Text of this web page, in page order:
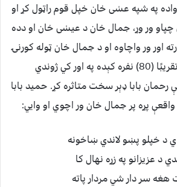
واده په شپه عسٰى خان خپل قوم راټول كړ او
ور وړ، جمال خان د عيسٰى خان او دده
اور ور واچاوه او د جمال خان ټوله كورنۍ
ښځي او كوچنيان چي تقريبًا (80) نفره كېده په اور كي ژوندي
بابا ډېر سخت متاثره كړ. حميد بابا
پړه پر جمال خان ور اچوي او وايي:
د خپلو پښو لاندي ښاخونه
د عزيزانو په زړه نهال كا
هغه سر دار شي مردار پاته